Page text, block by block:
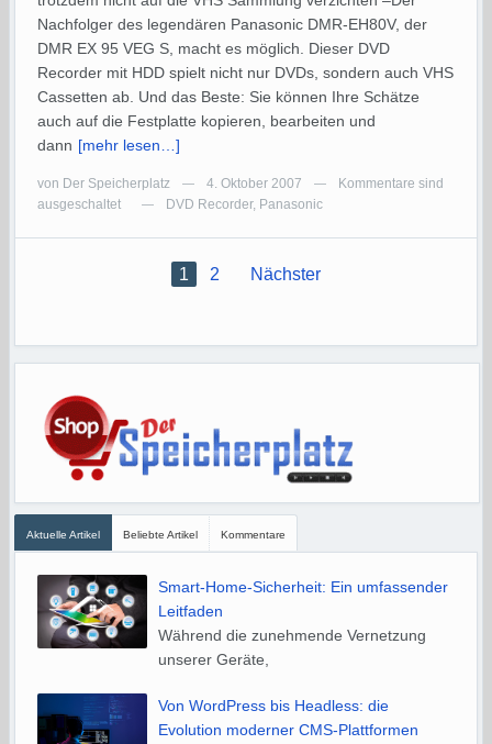
Nachfolger des legendären Panasonic DMR-EH80V, der
DMR EX 95 VEG S, macht es möglich. Dieser DVD
Recorder mit HDD spielt nicht nur DVDs, sondern auch VHS
Cassetten ab. Und das Beste: Sie können Ihre Schätze
auch auf die Festplatte kopieren, bearbeiten und
dann [mehr lesen…]
von Der Speicherplatz — 4. Oktober 2007 —
Kommentare sind
ausgeschaltet
— DVD Recorder, Panasonic
1 2 Nächster
Aktuelle Artikel Beliebte Artikel Kommentare
Smart-Home-Sicherheit: Ein umfassender
Leitfaden
Während die zunehmende Vernetzung
unserer Geräte,
Von WordPress bis Headless: die
Evolution moderner CMS-Plattformen